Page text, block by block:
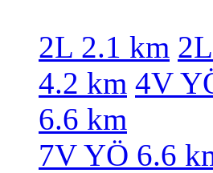
2L 2.1 km
4.2 km 4V
6.6 km
7V YÖ 6.6